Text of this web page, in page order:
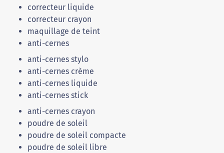
correcteur liquide
correcteur crayon
maquillage de teint
anti-cernes
anti-cernes stylo
anti-cernes crème
anti-cernes liquide
anti-cernes stick
anti-cernes crayon
poudre de soleil
poudre de soleil compacte
poudre de soleil libre